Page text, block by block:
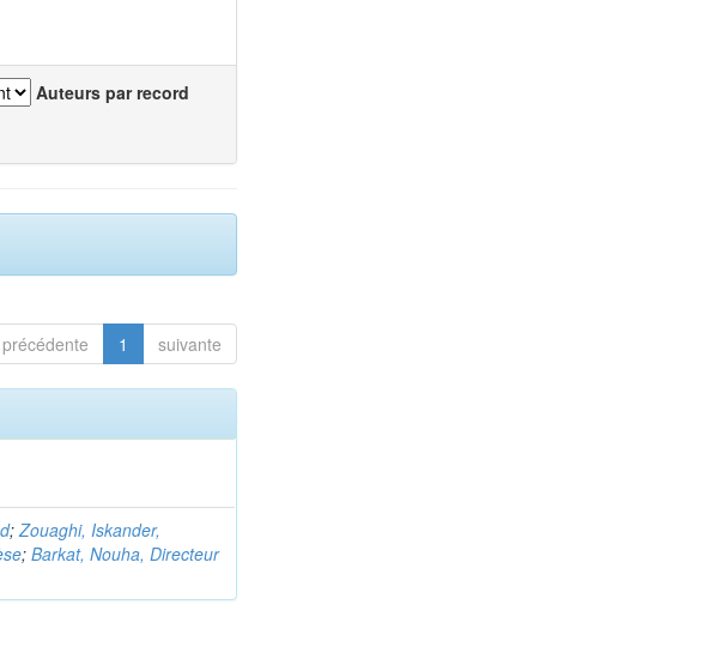
Auteurs par record
précédente 1 suivante
;Zouaghi, Iskander,
;Barkat, Nouha, Directeur